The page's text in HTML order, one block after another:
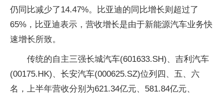
仍同比减少了14.47%。比亚迪的同比增长则超过了
65%，比亚迪表示，营收增长是由于新能源汽车业务快
速增长所致。
传统的自主三强长城汽车(601633.SH)、吉利汽车
(00175.HK)、长安汽车(000625.SZ)位列四、五、六
名，上半年营收分别为621.34亿元、581.84亿元、